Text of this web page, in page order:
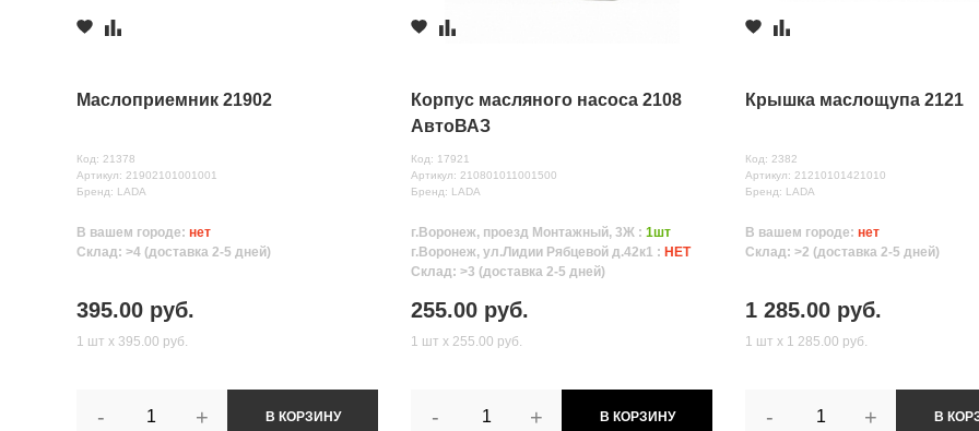
Маслоприемник 21902
Код: 21378
Артикул: 21902101001001
Бренд: LADA
В вашем городе: нет
Склад: >4 (доставка 2-5 дней)
395.00 руб.
1 шт х 395.00 руб.
- + В КОРЗИНУ
Корпус масляного насоса 2108
АвтоВАЗ
Код: 17921
Артикул: 210801011001500
Бренд: LADA
г.Воронеж, проезд Монтажный, 3Ж :1шт
г.Воронеж, ул.Лидии Рябцевой д.42к1 : НЕТ
Склад: >3 (доставка 2-5 дней)
255.00 руб.
1 шт х 255.00 руб.
- + В КОРЗИНУ
Крышка маслощупа 2121
Код: 2382
Артикул: 21210101421010
Бренд: LADA
В вашем городе:нет
Склад: >2 (доставка 2-5 дней)
1 285.00 руб.
1 шт х 1 285.00 руб.
- + В